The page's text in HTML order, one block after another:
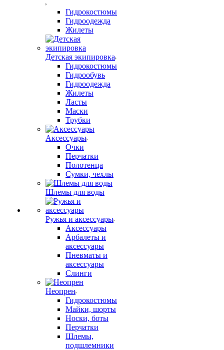
Гидрокостюмы
Гидроодежда
Жилеты
Детская экипировка
Гидрокостюмы
Гидрообувь
Гидроодежда
Жилеты
Ласты
Маски
Трубки
Аксессуары
Очки
Перчатки
Полотенца
Сумки, чехлы
Шлемы для воды
Ружья и аксессуары
Аксессуары
Арбалеты и
аксессуары
Пневматы и
аксессуары
Слинги
Неопрен
Гидрокостюмы
Майки, шорты
Носки, боты
Перчатки
Шлемы,
подшлемники